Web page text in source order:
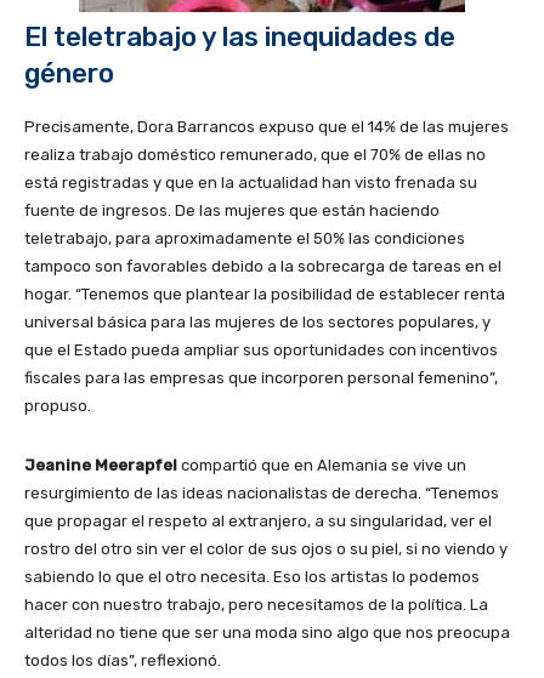
El teletrabajo y las inequidades de
género
Precisamente, Dora Barrancos expuso que el 14% de las mujeres
realiza trabajo doméstico remunerado, que el 70% de ellas no
está registradas y que en la actualidad han visto frenada su
fuente de ingresos. De las mujeres que están haciendo
teletrabajo, para aproximadamente el 50% las condiciones
tampoco son favorables debido a la sobrecarga de tareas en el
hogar. “Tenemos que plantear la posibilidad de establecer renta
universal básica para las mujeres de los sectores populares, y
que el Estado pueda ampliar sus oportunidades con incentivos
fiscales para las empresas que incorporen personal femenino”,
propuso.
Jeanine Meerapfel compartió que en Alemania se vive un
resurgimiento de las ideas nacionalistas de derecha. “Tenemos
que propagar el respeto al extranjero, a su singularidad, ver el
rostro del otro sin ver el color de sus ojos o su piel, si no viendo y
sabiendo lo que el otro necesita. Eso los artistas lo podemos
hacer con nuestro trabajo, pero necesitamos de la política. La
alteridad no tiene que ser una moda sino algo que nos preocupa
todos los días”, reflexionó.